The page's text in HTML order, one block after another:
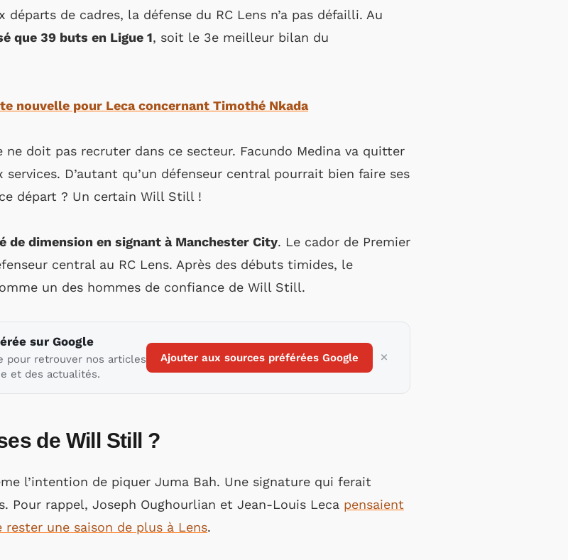
de cadres, la défense du RC Lens n’a pas défailli. Au
que 39 buts en Ligue 1, soit le 3e meilleur bilan du
nouvelle pour Leca concernant Timothé Nkada
ne doit pas recruter dans ce secteur. Facundo Medina va quitter
D’autant qu’un défenseur central pourrait bien faire ses
départ ? Un certain Will Still !
de dimension en signant à Manchester City. Le cador de Premier
central au RC Lens. Après des débuts timides, le
un des hommes de confiance de Will Still.
sur Google
pour retrouver nos articles
et des actualités.
Ajouter aux sources préférées Google
de Will Still ?
l’intention de piquer Juma Bah. Une signature qui ferait
Pour rappel, Joseph Oughourlian et Jean-Louis Leca pensaient
rester une saison de plus à Lens.